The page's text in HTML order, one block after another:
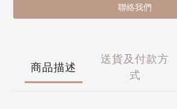
聯絡我們
商品描述
送貨及付款方
式